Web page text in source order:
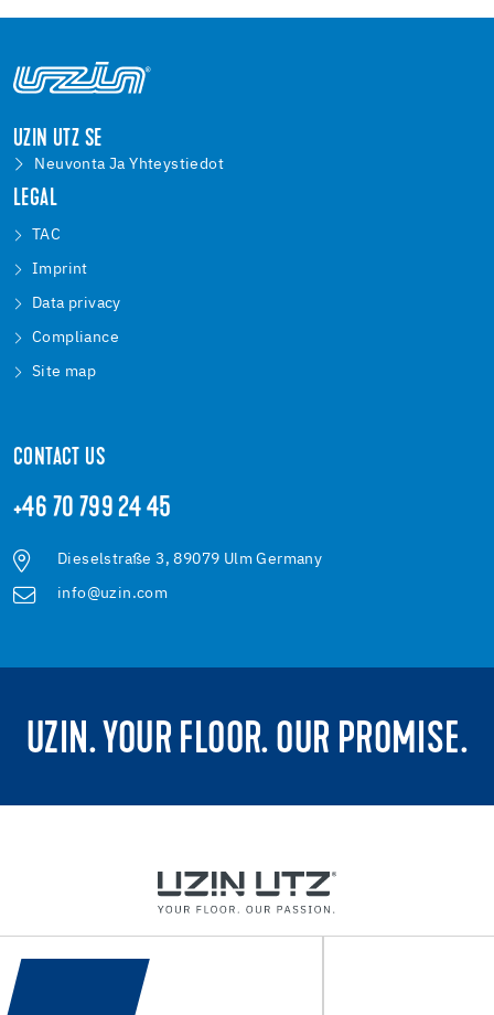
UZIN UTZ SE
Neuvonta Ja Yhteystiedot
LEGAL
TAC
Imprint
Data privacy
Compliance
Site map
CONTACT US
+46 70 799 24 45
Dieselstraße 3, 89079 Ulm Germany
info@uzin.com
UZIN. YOUR FLOOR. OUR PROMISE.